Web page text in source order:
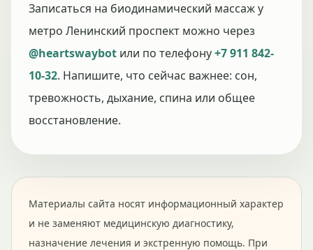
Записаться на биодинамический массаж у
метро Ленинский проспект можно через
@heartswaybot или по телефону+7 911 842-
10-32. Напишите, что сейчас важнее: сон,
тревожность, дыхание, спина или общее
восстановление.
Материалы сайта носят информационный характер
и не заменяют медицинскую диагностику,
назначение лечения и экстренную помощь. При